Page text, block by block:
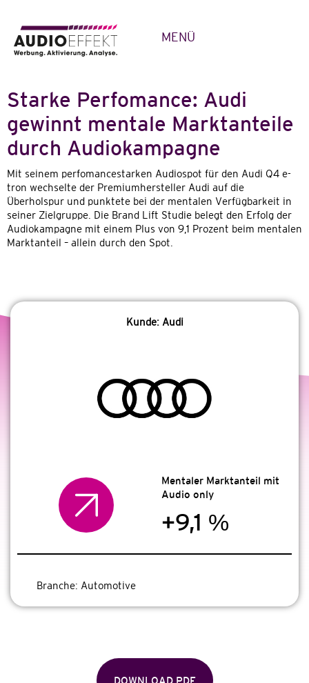
MENÜ
Starke Perfomance: Audi
gewinnt mentale Marktanteile
durch Audiokampagne
Mit seinem perfomancestarken Audiospot für den Audi Q4 e-
tron wechselte der Premiumhersteller Audi auf die
Überholspur und punktete bei der mentalen Verfügbarkeit in
seiner Zielgruppe. Die Brand Lift Studie belegt den Erfolg der
Audiokampagne mit einem Plus von 9,1 Prozent beim mentalen
Marktanteil – allein durch den Spot.
Kunde: Audi
Mentaler Marktanteil mit
Audio only
+9,1 %
Branche: Automotive
DOWNLOAD PDF